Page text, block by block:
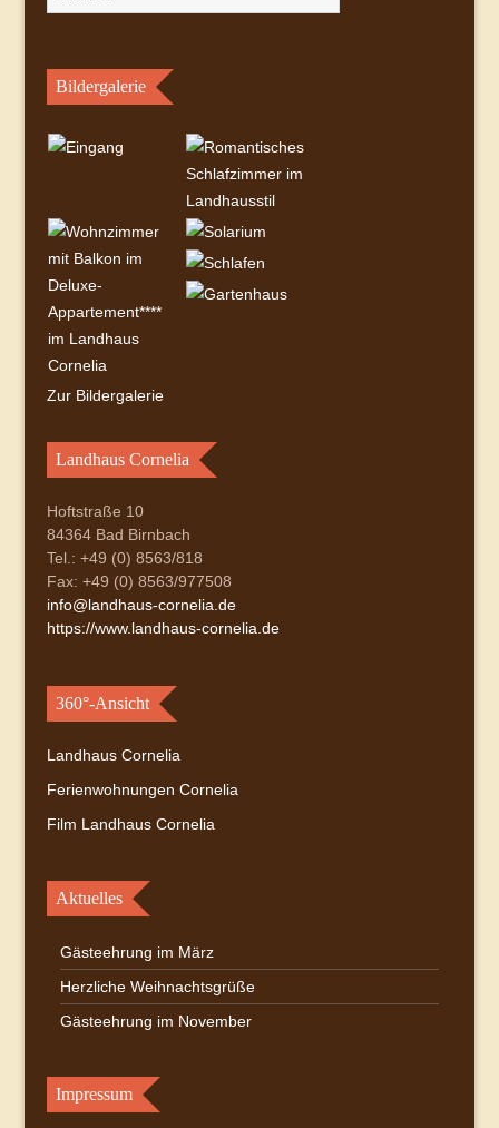
Bildergalerie
Zur Bildergalerie
Landhaus Cornelia
Hoftstraße 10
84364 Bad Birnbach
Tel.: +49 (0) 8563/818
Fax: +49 (0) 8563/977508
info@landhaus-cornelia.de
https://www.landhaus-cornelia.de
360°-Ansicht
Landhaus Cornelia
Ferienwohnungen Cornelia
Film Landhaus Cornelia
Aktuelles
Gästeehrung im März
Herzliche Weihnachtsgrüße
Gästeehrung im November
Impressum